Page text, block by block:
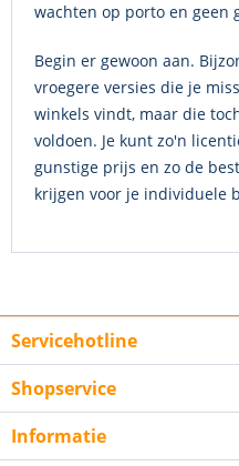
wachten op porto en geen
Begin er gewoon aan.
vroegere versies die je
winkels vindt, maar die
voldoen. Je kunt zo'n
gunstige prijs en zo de
krijgen voor je individuele
Servicehotline
Shopservice
Informatie